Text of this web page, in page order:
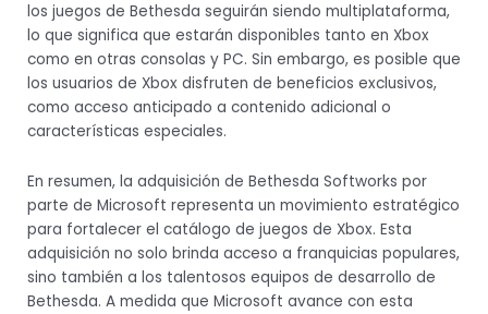
los juegos de Bethesda seguirán siendo multiplataforma,
lo que significa que estarán disponibles tanto en Xbox
como en otras consolas y PC. Sin embargo, es posible que
los usuarios de Xbox disfruten de beneficios exclusivos,
como acceso anticipado a contenido adicional o
características especiales.
En resumen, la adquisición de Bethesda Softworks por
parte de Microsoft representa un movimiento estratégico
para fortalecer el catálogo de juegos de Xbox. Esta
adquisición no solo brinda acceso a franquicias populares,
sino también a los talentosos equipos de desarrollo de
Bethesda. A medida que Microsoft avance con esta